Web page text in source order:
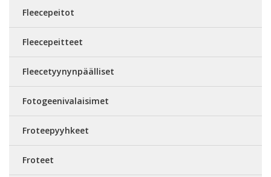
Fleecepeitot
Fleecepeitteet
Fleecetyynynpäälliset
Fotogeenivalaisimet
Froteepyyhkeet
Froteet